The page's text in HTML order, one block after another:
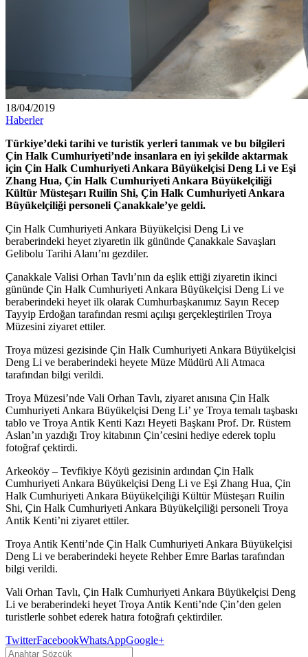
18/04/2019
Haberler
Türkiye’deki tarihi ve turistik yerleri tanımak ve bu bilgileri
Çin Halk Cumhuriyeti’nde insanlara en iyi şekilde aktarmak
için Çin Halk Cumhuriyeti Ankara Büyükelçisi Deng Li ve Eşi
Zhang Hua, Çin Halk Cumhuriyeti Ankara Büyükelçiliği
Kültür Müsteşarı Ruilin Shi, Çin Halk Cumhuriyeti Ankara
Büyükelçiliği personeli Çanakkale’ye geldi.
Çin Halk Cumhuriyeti Ankara Büyükelçisi Deng Li ve
beraberindeki heyet ziyaretin ilk gününde Çanakkale Savaşları
Gelibolu Tarihi Alanı’nı gezdiler.
Çanakkale Valisi Orhan Tavlı’nın da eşlik ettiği ziyaretin ikinci
gününde Çin Halk Cumhuriyeti Ankara Büyükelçisi Deng Li ve
beraberindeki heyet ilk olarak Cumhurbaşkanımız Sayın Recep
Tayyip Erdoğan tarafından resmi açılışı gerçekleştirilen Troya
Müzesini ziyaret ettiler.
Troya müzesi gezisinde Çin Halk Cumhuriyeti Ankara Büyükelçisi
Deng Li ve beraberindeki heyete Müze Müdürü Ali Atmaca
tarafından bilgi verildi.
Troya Müzesi’nde Vali Orhan Tavlı, ziyaret anısına Çin Halk
Cumhuriyeti Ankara Büyükelçisi Deng Li’ ye Troya temalı taşbaskı
tablo ve Troya Antik Kenti Kazı Heyeti Başkanı Prof. Dr. Rüstem
Aslan’ın yazdığı Troy kitabının Çin’cesini hediye ederek toplu
fotoğraf çektirdi.
Arkeoköy – Tevfikiye Köyü gezisinin ardından Çin Halk
Cumhuriyeti Ankara Büyükelçisi Deng Li ve Eşi Zhang Hua, Çin
Halk Cumhuriyeti Ankara Büyükelçiliği Kültür Müsteşarı Ruilin
Shi, Çin Halk Cumhuriyeti Ankara Büyükelçiliği personeli Troya
Antik Kenti’ni ziyaret ettiler.
Troya Antik Kenti’nde Çin Halk Cumhuriyeti Ankara Büyükelçisi
Deng Li ve beraberindeki heyete Rehber Emre Barlas tarafından
bilgi verildi.
Vali Orhan Tavlı, Çin Halk Cumhuriyeti Ankara Büyükelçisi Deng
Li ve beraberindeki heyet Troya Antik Kenti’nde Çin’den gelen
turistlerle sohbet ederek hatıra fotoğrafı çektirdiler.
TwitterFacebookWhatsAppGoogle+